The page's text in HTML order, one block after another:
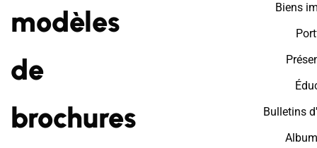
modèles
de
brochures
Biens
Bulletins